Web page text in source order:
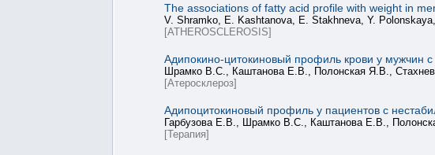
The associations of fatty acid profile with weight in
V. Shramko, E. Kashtanova, E. Stakhneva, Y.
[ATHEROSCLEROSIS]
Адипокино-цитокиновый профиль крови у мужчин
Шрамко В.С., Каштанова Е.В., Полонская Я.В.,
[Атеросклероз]
Адипоцитокиновый профиль у пациентов с
Гарбузова Е.В., Шрамко В.С., Каштанова Е.В.,
[Терапия]